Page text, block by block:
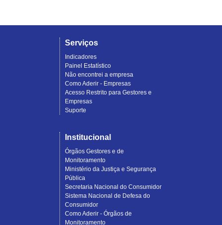
Serviços
Indicadores
Painel Estatístico
Não encontrei a empresa
Como Aderir - Empresas
Acesso Restrito para Gestores e
Empresas
Suporte
Institucional
Órgãos Gestores e de
Monitoramento
Ministério da Justiça e Segurança
Pública
Secretaria Nacional do Consumidor
Sistema Nacional de Defesa do
Consumidor
Como Aderir - Órgãos de
Monitoramento